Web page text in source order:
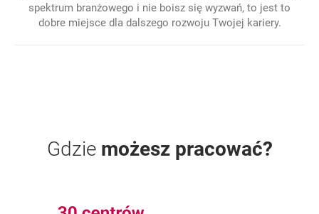
spektrum branżowego i nie boisz się wyzwań, to jest to
dobre miejsce dla dalszego rozwoju Twojej kariery.
Gdzie możesz pracować?